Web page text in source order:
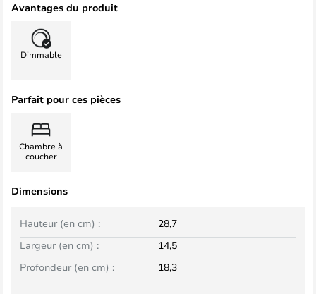
Avantages du produit
Dimmable
Parfait pour ces pièces
Chambre à
coucher
Dimensions
Largeur (en cm) : 14,5
Hauteur (en cm) : 28,7
Profondeur (en cm) : 18,3